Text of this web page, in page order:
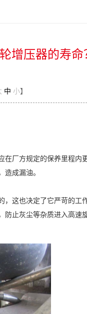
增压器的寿命
中 小】
厂方规定的保养里程内
成漏油。
这也决定了它严苛的工
止灰尘等杂质进入高速